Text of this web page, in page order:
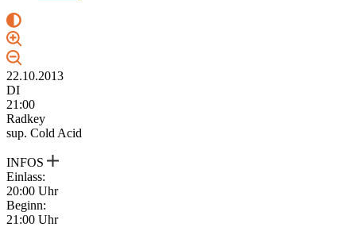
22.10.2013
DI
21:00
Radkey
sup. Cold Acid
INFOS
Einlass:
20:00 Uhr
Beginn:
21:00 Uhr